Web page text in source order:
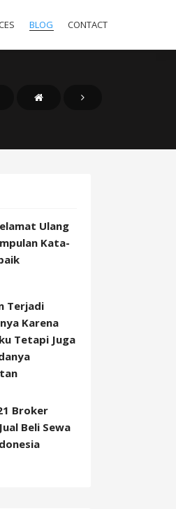
BLOG CONTACT
Ulang
Kata-
Terjadi
Karena
Tetapi Juga
Broker
Beli Sewa